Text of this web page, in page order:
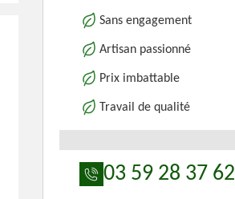
Sans engagement
Artisan passionné
Prix imbattable
Travail de qualité
03 59 28 37 62